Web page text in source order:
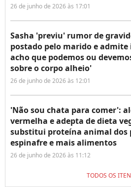
26 de junho de 2026 às 17:01
Sasha 'previu' rumor de
postado pelo marido e
acho que podemos ou
sobre o corpo alheio'
26 de junho de 2026 às 12:01
'Não sou chata para comer':
vermelha e adepta de dieta
substitui proteína animal dos
espinafre e mais alimentos
26 de junho de 2026 às 11:12
TODOS OS